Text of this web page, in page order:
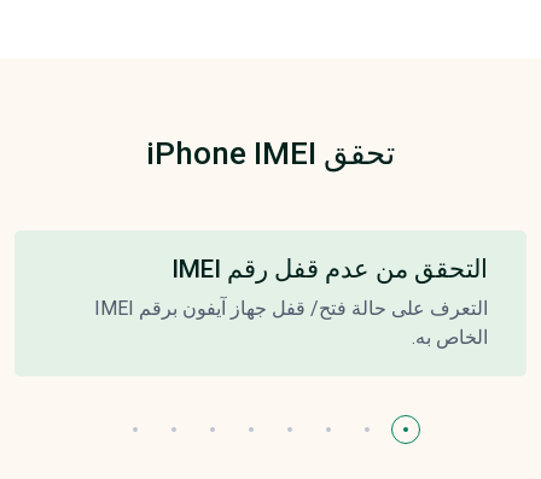
تحقق iPhone IMEI
التحقق من عدم قفل رقم IMEI
التعرف على حالة فتح/ قفل جهاز آيفون برقم IMEI
الخاص به.